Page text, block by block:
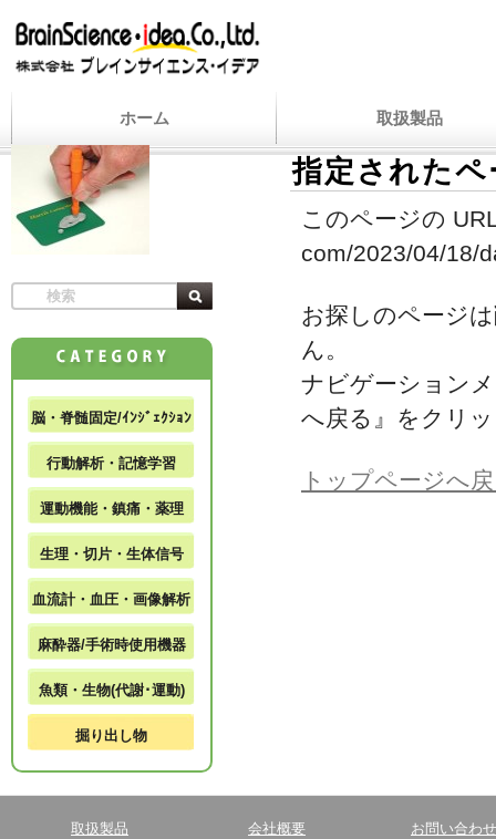
ホーム 取扱製品
指定された
このページの
com/2023/04/18/
お探しのページ
ん。
ナビゲーション
へ戻る』をクリ
トップページへ
脳・脊髄固定/ｲﾝｼﾞｪｸｼｮﾝ
行動解析・記憶学習
運動機能・鎮痛・薬理
生理・切片・生体信号
血流計・血圧・画像解析
麻酔器/手術時使用機器
魚類・生物(代謝･運動)
掘り出し物
取扱製品 会社概要 お問い合わせ